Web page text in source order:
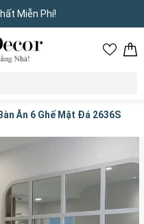
Miễn Phí!
Bàn Ăn 6 Ghế Mặt Đá 2636S